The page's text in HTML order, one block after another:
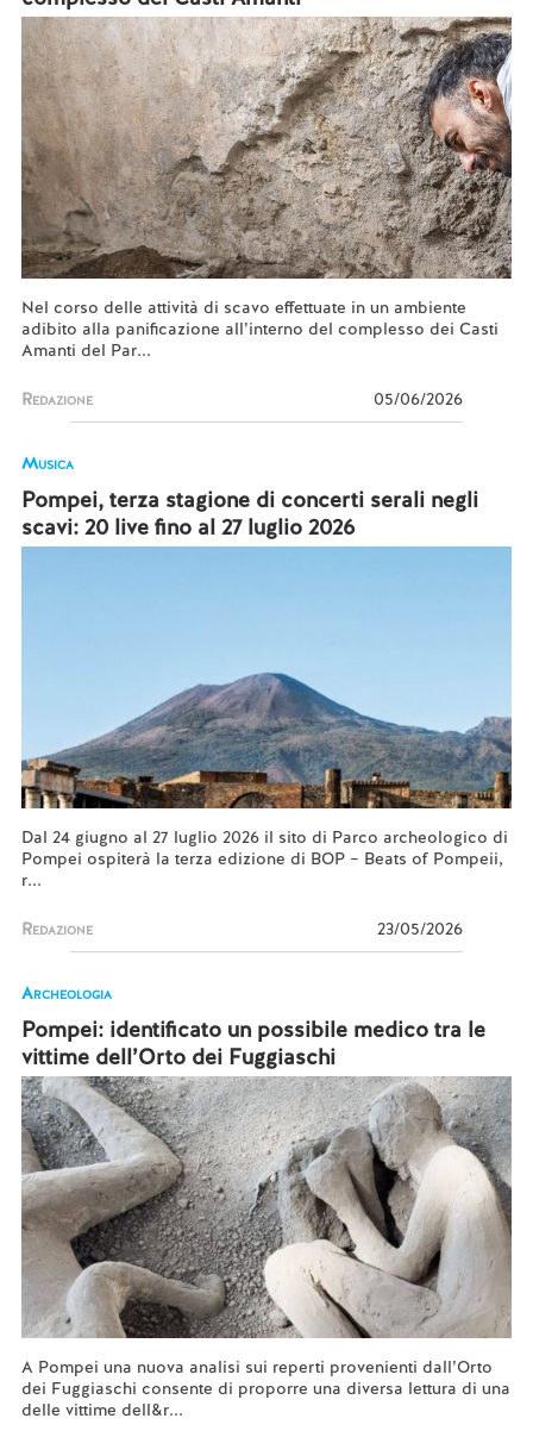
Nel corso delle attività di scavo effettuate in un ambiente
adibito alla panificazione all’interno del complesso dei Casti
Amanti del Par...
Redazione 05/06/2026
Musica
Pompei, terza stagione di concerti serali negli
scavi: 20 live fino al 27 luglio 2026
Dal 24 giugno al 27 luglio 2026 il sito di Parco archeologico di
Pompei ospiterà la terza edizione di BOP – Beats of Pompeii,
r...
Redazione 23/05/2026
Archeologia
Pompei: identificato un possibile medico tra le
vittime dell’Orto dei Fuggiaschi
A Pompei una nuova analisi sui reperti provenienti dall’Orto
dei Fuggiaschi consente di proporre una diversa lettura di una
delle vittime dell&r...